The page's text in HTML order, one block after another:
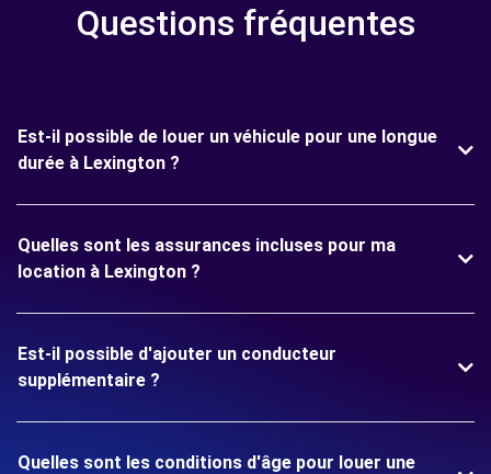
Questions fréquentes
Est-il possible de louer un véhicule pour une longue
durée à Lexington ?
Quelles sont les assurances incluses pour ma
location à Lexington ?
Est-il possible d'ajouter un conducteur
supplémentaire ?
Quelles sont les conditions d'âge pour louer une